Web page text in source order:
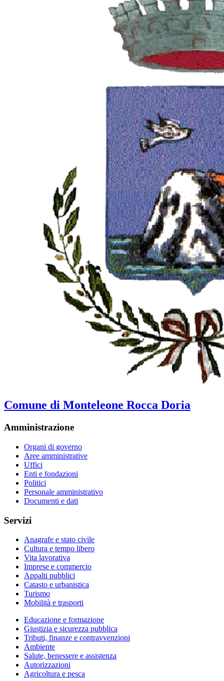
Comune di Monteleone Rocca Doria
Amministrazione
Organi di governo
Aree amministrative
Uffici
Enti e fondazioni
Politici
Personale amministrativo
Documenti e dati
Servizi
Anagrafe e stato civile
Cultura e tempo libero
Vita lavorativa
Imprese e commercio
Appalti pubblici
Catasto e urbanistica
Turismo
Mobilità e trasporti
Educazione e formazione
Giustizia e sicurezza pubblica
Tributi, finanze e contravvenzioni
Ambiente
Salute, benessere e assistenza
Autorizzazioni
Agricoltura e pesca